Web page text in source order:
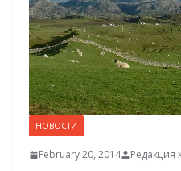
НОВОСТИ
February 20, 2014 Редакция